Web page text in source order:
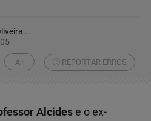
A+ REPORTAR ERROS
Alcides e o ex-